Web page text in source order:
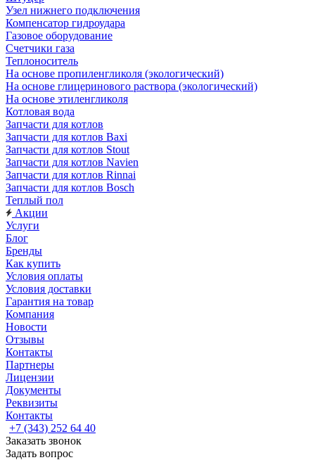
Узел нижнего подключения
Компенсатор гидроудара
Газовое оборудование
Счетчики газа
Теплоноситель
На основе пропиленгликоля (экологический)
На основе глицеринового раствора (экологический)
На основе этиленгликоля
Котловая вода
Запчасти для котлов
Запчасти для котлов Baxi
Запчасти для котлов Stout
Запчасти для котлов Navien
Запчасти для котлов Rinnai
Запчасти для котлов Bosch
Теплый пол
Акции
Услуги
Блог
Бренды
Как купить
Условия оплаты
Условия доставки
Гарантия на товар
Компания
Новости
Отзывы
Контакты
Партнеры
Лицензии
Документы
Реквизиты
Контакты
+7 (343) 252 64 40
Заказать звонок
Задать вопрос